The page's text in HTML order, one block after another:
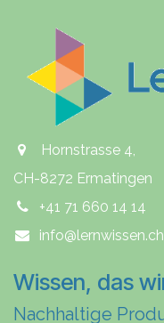
Hornstrasse 4,
CH-8272 Ermatingen
+41 71 660 14 14
info@lernwissen.ch
Wissen, das
Nachhaltige